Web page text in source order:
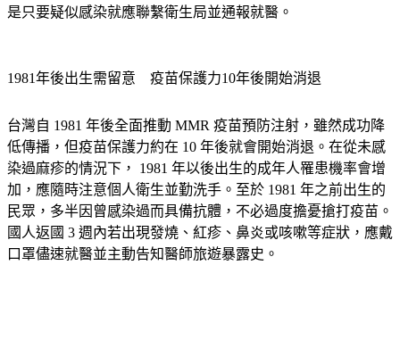
員或國際旅行者風險較高。醫師強調痲疹不是確診才通報，而
台灣自 1981 年後全面推動 MMR 疫苗預防注射，雖然成功降
低傳播，但疫苗保護力約在 10 年後就會開始消退。在從未感
染過麻疹的情況下， 1981 年以後出生的成年人罹患機率會增
加，應隨時注意個人衛生並勤洗手。至於 1981 年之前出生的
民眾，多半因曾感染過而具備抗體，不必過度擔憂搶打疫苗。
國人返國 3 週內若出現發燒、紅疹、鼻炎或咳嗽等症狀，應戴